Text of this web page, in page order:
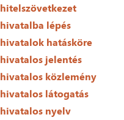
hitelszövetkezet
hivatalba lépés
hivatalok hatásköre
hivatalos jelentés
hivatalos közlemény
hivatalos látogatás
hivatalos nyelv